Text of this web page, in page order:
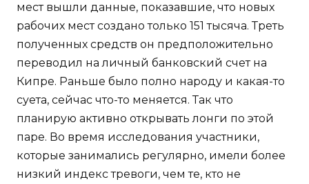
мест вышли данные, показавшие, что новых
рабочих мест создано только 151 тысяча. Треть
полученных средств он предположительно
переводил на личный банковский счет на
Кипре. Раньше было полно народу и какая-то
суета, сейчас что-то меняется. Так что
планирую активно открывать лонги по этой
паре. Во время исследования участники,
которые занимались регулярно, имели более
низкий индекс тревоги, чем те, кто не